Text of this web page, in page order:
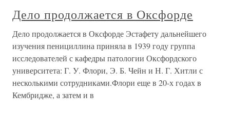
Дело продолжается в Оксфорде
Дело продолжается в Оксфорде Эстафету дальнейшего
изучения пенициллина приняла в 1939 году группа
исследователей с кафедры патологии Оксфордского
университета: Г. У. Флори, Э. Б. Чейн и Н. Г. Хитли с
несколькими сотрудниками.Флори еще в 20-х годах в
Кембридже, а затем и в